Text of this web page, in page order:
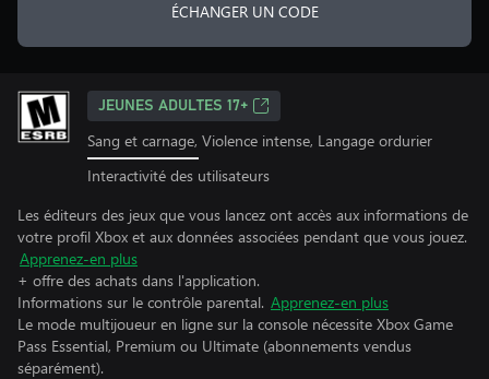
ÉCHANGER UN CODE
JEUNES ADULTES 17+
Sang et carnage, Violence intense, Langage ordurier
Interactivité des utilisateurs
Les éditeurs des jeux que vous lancez ont accès aux informations de
votre profil Xbox et aux données associées pendant que vous jouez.
Apprenez-en plus
+ offre des achats dans l'application.
Informations sur le contrôle parental. Apprenez-en plus
Le mode multijoueur en ligne sur la console nécessite Xbox Game
Pass Essential, Premium ou Ultimate (abonnements vendus
séparément).